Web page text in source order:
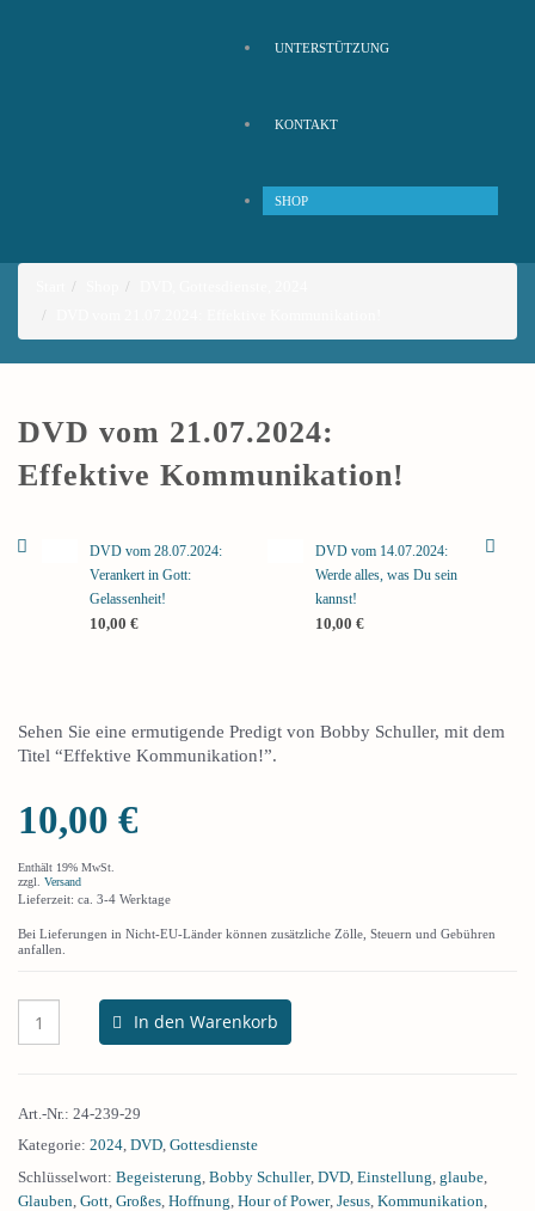
UNTERSTÜTZUNG
KONTAKT
SHOP
DVD vom 21.07.2024:
Effektive Kommunikation!
DVD vom 28.07.2024:
Verankert in Gott:
Gelassenheit!
10,00 €
DVD vom 14.07.2024:
Werde alles, was Du sein
kannst!
10,00 €
Sehen Sie eine ermutigende Predigt von Bobby Schuller, mit dem
Titel “Effektive Kommunikation!”.
10,00 €
Enthält 19% MwSt.
zzgl. Versand
Lieferzeit: ca. 3-4 Werktage
Bei Lieferungen in Nicht-EU-Länder können zusätzliche Zölle, Steuern und Gebühren
anfallen.
In den Warenkorb
Art.-Nr.: 24-239-29
Kategorie: 2024, DVD, Gottesdienste
Schlüsselwort: Begeisterung Bobby Schuller, DVD Einstellung glaube
Glauben Gott Großes Hoffnung Hour of Power, Jesus Kommunikation